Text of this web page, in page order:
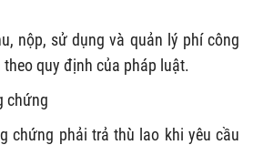
nộp, sử dụng và quản lý phí công
quy định của pháp luật.
chứng
chứng phải trả thù lao khi yêu cầu